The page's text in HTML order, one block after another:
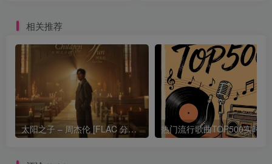
相关推荐
太阳之子 – 周杰伦 [FLAC 分轨 192Khz 24bit]